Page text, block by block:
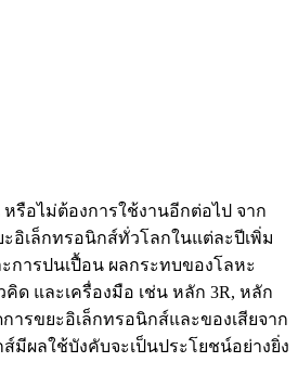
รือไม่ต้องการใช้งานอีกต่อไป จาก
อิเล็กทรอนิกส์ทั่วโลกในแต่ละปีเพิ่ม
ารปนเปื้อน ผลกระทบของโลหะ
และเครื่องมือ เช่น หลัก 3R, หลัก
ารขยะอิเล็กทรอนิกส์และของเสียจาก
ผลใช้บังคับจะเป็นประโยชน์อย่างยิ่ง